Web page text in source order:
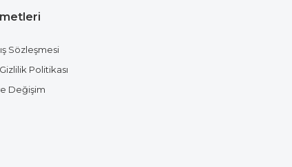
Sözleşmesi
Politikası
Değişim